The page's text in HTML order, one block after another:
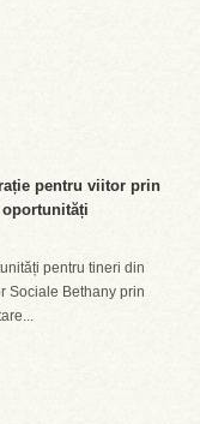
pentru viitor prin
oportunități
pentru tineri din
Sociale Bethany prin